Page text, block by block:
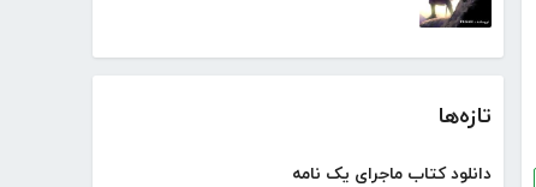
تازه‌ها
دانلود کتاب ماجرای یک نامه